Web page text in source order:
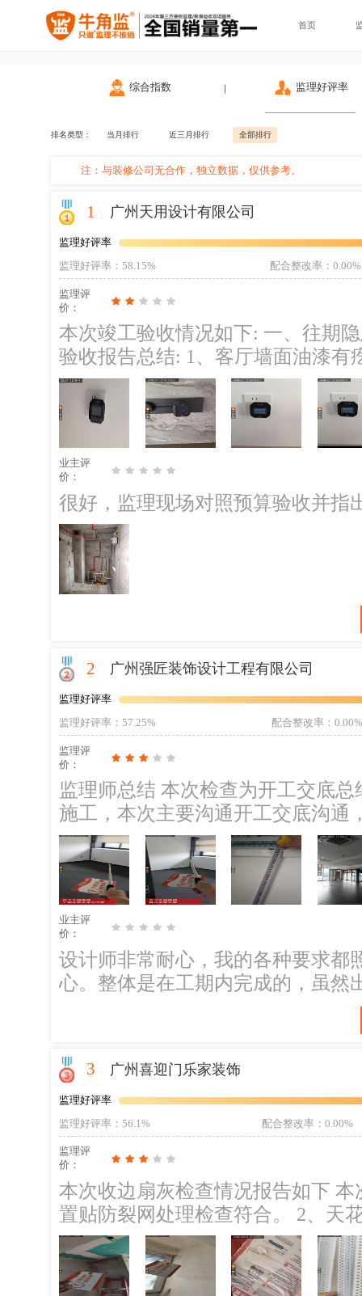
首页
综合指数 监理好评率
排名类型： 当月排行 近三月排行 全部排行
注：与装修公司无合作，独立数据，仅供参考。
1 广州天用设计有限公司
监理好评率
监理好评率 ：58.15% 配合整改率：0.00%
监理评
价：
本次竣工验收情况如下: 一、往期隐患未整改 二、现场一人施工 三、本次竣工
验收报告总结: 1、客厅墙面油漆有疙瘩等问题！ ；整改建议：需要使用砂纸重
新打磨后刷漆修复！ 2、客厅部分墙面有污染！ ；整改建议：需要使用砂纸重
新打磨后刷漆修复！ 后期施工建议： 1、现场问题需要装修单位落实整改方案
和具体整改时间。 2、找装修公司
主，恭喜您装修圆满完成！相信您
亲友也有装修需求，期待您能把我
务。
业主评
价：
很好，监理现场对照预算验收并指
2 广州强匠装饰设计工程有限公司
监理好评率
监理好评率 ：57.25% 配合整改率 ：
监理评
价：
监理师总结 本次检查为开工交底
施工，本次主要沟通开工交底沟通
隐患整改情况 往期隐患部分无，今天
次检查发现问题： 1、改卫生间的
问题。；整改建议：现场已经沟
来。 2、公共卫生间背面墙体有渗
施工方后期施工过程要观察处理，
四、后续施工提醒： 1、柜体提前
货。 2、打拆前去楼下左右邻居走
纸要求打拆。 1、承重墙、剪力墙
新卫生间贴砖铲除要含批荡层一起
情况沟通处理。 3、有墙面油漆腻
电要求拆除，底盒管线拔除。 5、
6、空鼓拆除需先切割再打拆。 7
物。 8、保护好需要保留的门窗等
鼓等）。 10、注意打拆工具及施
责。
业主评
价：
设计师非常耐心，我的各种要求都
心。整体是在工期内完成的，虽然
3 广州喜迎门乐家装饰
监理好评率
监理好评率 ：56.1% 配合整改率 ：0.00%
监理评
价：
本次收边扇灰检查情况报告如下
置贴防裂网处理检查符合。 2、天
题注意处理。 本次发现问题，整改建议及注意事项 1、柜子安装位置墙面未找
平。门边墙面局部有些不平明显。 ；整改建议：需要注意扇灰阶段做好找平安
装位置。 2、厨房门头墙面瓷砖存在崩边明显。 ；整改建议：需要进行更换调